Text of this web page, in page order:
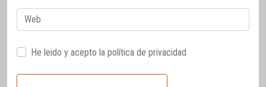
Web
He leido y acepto la política de privacidad